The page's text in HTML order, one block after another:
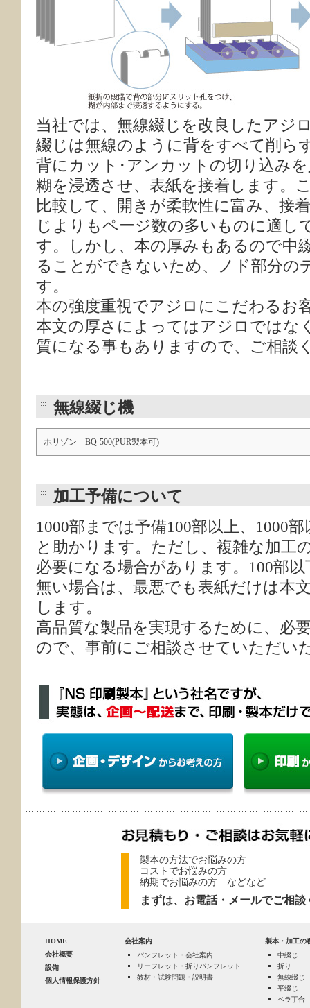
当社では、無線綴じを改良したアジ
綴じは無線のように背をすべて削ら
背にカット･アンカットの切り込み
糊を浸透させ、表紙を接着します。
比較して、開きが柔軟性に富み、接
じよりもページ数の多いものに適し
す。しかし、本の厚みもあるので中
ることができないため、ノド部分の
す。
本の強度重視でアジロにこだわるお
本文の厚さによってはアジロではな
質になる事もありますので、ご相談
無線綴じ機
ホリゾン BQ-500(PUR製本可)
加工予備について
1000部までは予備100部以上、1000
と助かります。ただし、複雑な加工
必要になる場合があります。100部
無い場合は、最悪でも表紙だけは本
します。
高品質な製品を実現するために、必
ので、事前にご相談させていただい
製本の方法でお悩みの方
コストでお悩みの方
納期でお悩みの方 などなど
まずは、お電話・メールでご相談
HOME
会社概要
設備
個人情報保護方針
会社案内
パンフレット・会社案内
リーフレット・折りパンフレット
教材・試験問題・説明書
製本・加工の
中綴じ
折り
無線綴じ
平綴じ
ペラ丁合